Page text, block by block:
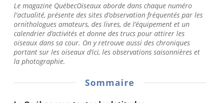
Le magazine QuébecOiseaux aborde dans chaque numéro
l'actualité, présente des sites d’observation fréquentés par les
ornithologues amateurs, des livres, de l’équipement et un
calendrier d’activités et donne des trucs pour attirer les
oiseaux dans sa cour. On y retrouve aussi des chroniques
portant sur les oiseaux d’ici, les observations saisonnières et
la photographie.
Sommaire